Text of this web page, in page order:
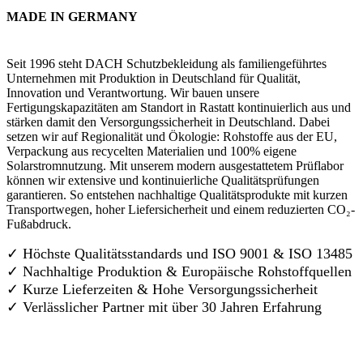
MADE IN GERMANY
Seit 1996 steht DACH Schutzbekleidung als familiengeführtes
Unternehmen mit Produktion in Deutschland für Qualität,
Innovation und Verantwortung. Wir bauen unsere
Fertigungskapazitäten am Standort in Rastatt kontinuierlich aus und
stärken damit den Versorgungssicherheit in Deutschland. Dabei
setzen wir auf Regionalität und Ökologie: Rohstoffe aus der EU,
Verpackung aus recycelten Materialien und 100% eigene
Solarstromnutzung. Mit unserem modern ausgestattetem Prüflabor
können wir extensive und kontinuierliche Qualitätsprüfungen
garantieren. So entstehen nachhaltige Qualitätsprodukte mit kurzen
Transportwegen, hoher Liefersicherheit und einem reduzierten CO₂-
Fußabdruck.
✓ Höchste Qualitätsstandards und ISO 9001 & ISO 13485
✓ Nachhaltige Produktion & Europäische Rohstoffquellen
✓ Kurze Lieferzeiten & Hohe Versorgungssicherheit
✓ Verlässlicher Partner mit über 30 Jahren Erfahrung